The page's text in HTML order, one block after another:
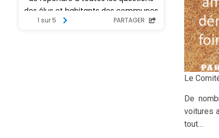
Le
De
voitures
tout…